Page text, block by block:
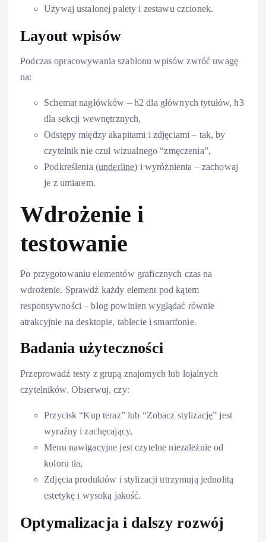
Używaj ustalonej palety i zestawu czcionek.
Layout wpisów
Podczas opracowywania szablonu wpisów zwróć uwagę
na:
Schemat nagłówków – h2 dla głównych tytułów, h3
dla sekcji wewnętrznych,
Odstępy między akapitami i zdjęciami – tak, by
czytelnik nie czuł wizualnego “zmęczenia”,
Podkreślenia (underline) i wyróżnienia – zachowaj
je z umiarem.
Wdrożenie i
testowanie
Po przygotowaniu elementów graficznych czas na
wdrożenie. Sprawdź każdy element pod kątem
responsywności – blog powinien wyglądać równie
atrakcyjnie na desktopie, tablecie i smartfonie.
Badania użyteczności
Przeprowadź testy z grupą znajomych lub lojalnych
czytelników. Obserwuj, czy:
Przycisk “Kup teraz” lub “Zobacz stylizację” jest
wyraźny i zachęcający,
Menu nawigacyjne jest czytelne niezależnie od
koloru tła,
Zdjęcia produktów i stylizacji utrzymują jednolitą
estetykę i wysoką jakość.
Optymalizacja i dalszy rozwój